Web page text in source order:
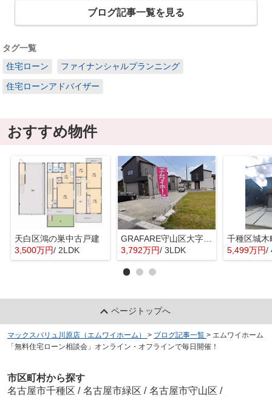
ブログ記事一覧を見る
タグ一覧
住宅ローン
ファイナンシャルプランニング
住宅ローンアドバイザー
おすすめ物件
天白区鴻の巣中古戸建
3,500万円/ 2LDK
GRAFARE守山区大字上志段味6期4棟【仲介手数料無料 上志段味東小 志段味中】
3,792万円/ 3LDK
千種区城木
5,499万円/
ページトップへ
マックスバリュ川原店（エムワイホーム） > ブログ記事一覧 > エムワイホーム
「無料住宅ローン相談会」オンライン・オフラインで毎日開催！
市区町村から探す
名古屋市千種区 / 名古屋市緑区 / 名古屋市守山区 /